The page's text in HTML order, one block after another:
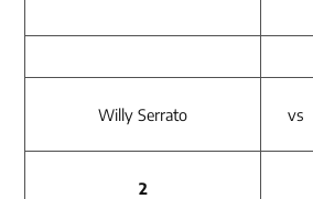
Willy Serrato vs
2